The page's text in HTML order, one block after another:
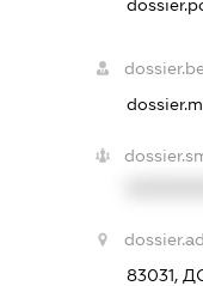
83031,